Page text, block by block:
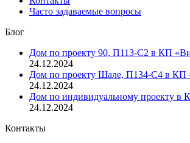
Часто задаваемые вопросы
Блог
Дом по проекту 90, П113-С2 в КП
24.12.2024
Дом по проекту Шале, П134-С4 в
24.12.2024
Дом по индивидуальному проекту
24.12.2024
Контакты